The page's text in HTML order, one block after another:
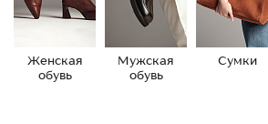
Женская
обувь
Мужская
обувь
Сумки